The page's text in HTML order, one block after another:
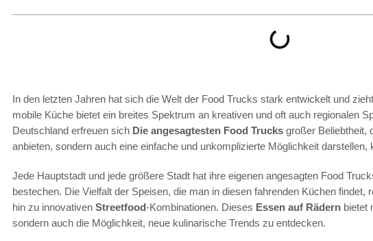
In den letzten Jahren hat sich die Welt der Food Trucks stark entwickelt und
mobile Küche bietet ein breites Spektrum an kreativen und oft auch regionalen
Deutschland erfreuen sich Die angesagtesten Food Trucks großer Beliebtheit,
anbieten, sondern auch eine einfache und unkomplizierte Möglichkeit
Jede Hauptstadt und jede größere Stadt hat ihre eigenen angesagten Food
bestechen. Die Vielfalt der Speisen, die man in diesen fahrenden Küchen findet,
hin zu innovativen Streetfood-Kombinationen. Dieses Essen auf Rädern bietet
sondern auch die Möglichkeit, neue kulinarische Trends zu entdecken.